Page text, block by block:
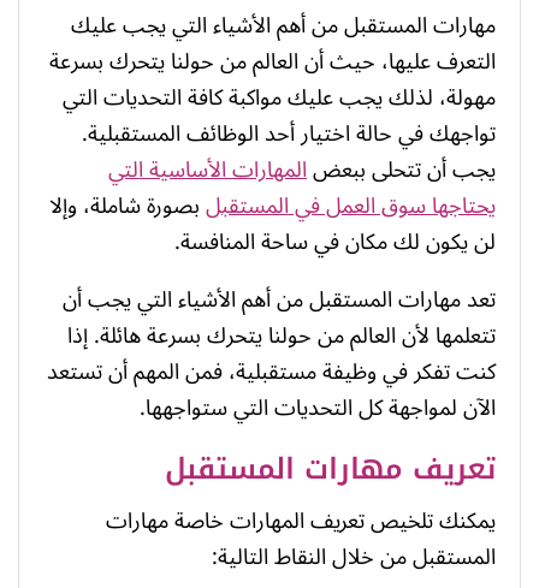
مهارات المستقبل من أهم الأشياء التي يجب عليك
التعرف عليها، حيث أن العالم من حولنا يتحرك بسرعة
مهولة، لذلك يجب عليك مواكبة كافة التحديات التي
تواجهك في حالة اختيار أحد الوظائف المستقبلية.
يجب أن تتحلى ببعضالمهارات الأساسية التي
يحتاجها سوق العمل في المستقبلبصورة شاملة، وإلا
لن يكون لك مكان في ساحة المنافسة.
تعد مهارات المستقبل من أهم الأشياء التي يجب أن
تتعلمها لأن العالم من حولنا يتحرك بسرعة هائلة. إذا
كنت تفكر في وظيفة مستقبلية، فمن المهم أن تستعد
الآن لمواجهة كل التحديات التي ستواجهها.
تعريف مهارات المستقبل
يمكنك تلخيص تعريف المهارات خاصة مهارات
المستقبل من خلال النقاط التالية: